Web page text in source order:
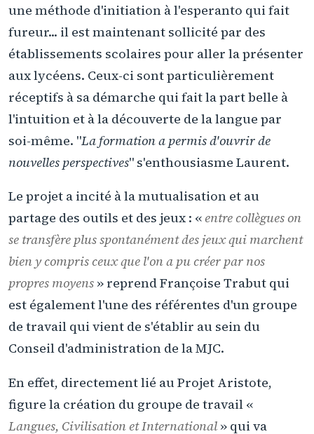
une méthode d'initiation à l'esperanto qui fait
fureur... il est maintenant sollicité par des
établissements scolaires pour aller la présenter
aux lycéens. Ceux-ci sont particulièrement
réceptifs à sa démarche qui fait la part belle à
l'intuition et à la découverte de la langue par
soi-même. "La formation a permis d'ouvrir de
nouvelles perspectives" s'enthousiasme Laurent.
Le projet a incité à la mutualisation et au
partage des outils et des jeux : « entre collègues on
se transfère plus spontanément des jeux qui marchent
bien y compris ceux que l'on a pu créer par nos
propres moyens » reprend Françoise Trabut qui
est également l'une des référentes d'un groupe
de travail qui vient de s'établir au sein du
Conseil d'administration de la MJC.
En effet, directement lié au Projet Aristote,
figure la création du groupe de travail «
Langues, Civilisation et International » qui va